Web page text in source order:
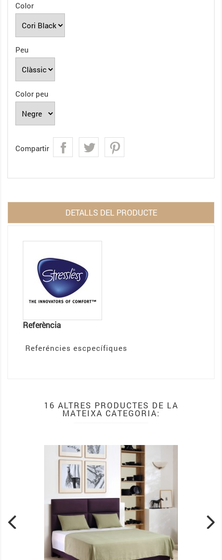
Color
Peu
Color peu
Compartir
DETALLS DEL PRODUCTE
Referència
Referéncies escpecífiques
16 ALTRES PRODUCTES DE LA
MATEIXA CATEGORIA: